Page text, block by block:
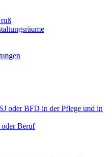
oder BFD in der Pflege und in
Beruf